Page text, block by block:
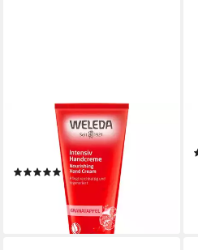
Handcreme Granatapfel, 50
(2)
(139,80 €/ 1 l)
lieferbar - in 3-4 Werktagen bei dir